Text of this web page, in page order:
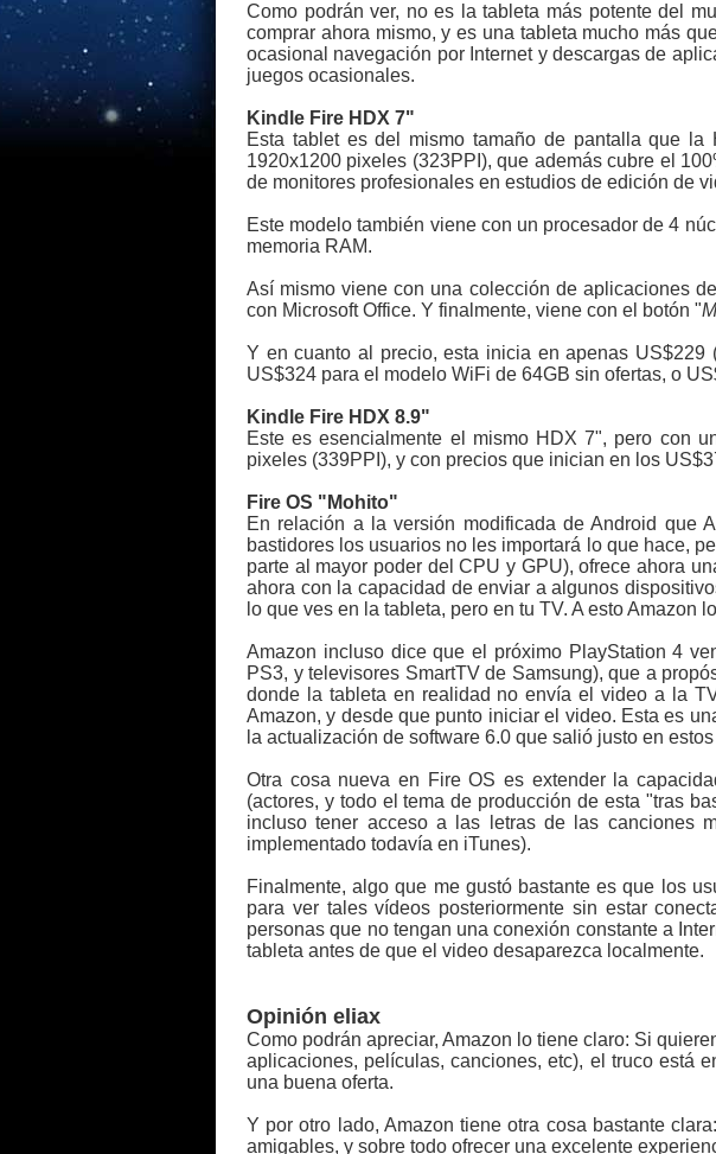
Como podrán ver, no es la tableta más potente del
comprar ahora mismo, y es una tableta mucho más
ocasional navegación por Internet y descargas de
juegos ocasionales.
Kindle Fire HDX 7"
Esta tablet es del mismo tamaño de pantalla que
1920x1200 pixeles (323PPI), que además cubre el
de monitores profesionales en estudios de edición de
Este modelo también viene con un procesador de 4
memoria RAM.
Así mismo viene con una colección de aplicaciones
con Microsoft Office. Y finalmente, viene con el botón "
Y en cuanto al precio, esta inicia en apenas
US$324 para el modelo WiFi de 64GB sin ofertas, o
Kindle Fire HDX 8.9"
Este es esencialmente el mismo HDX 7", pero con
pixeles (339PPI), y con precios que inician en los
Fire OS "Mohito"
En relación a la versión modificada de Android que
bastidores los usuarios no les importará lo que hace,
parte al mayor poder del CPU y GPU), ofrece ahora
ahora con la capacidad de enviar a algunos
lo que ves en la tableta, pero en tu TV. A esto Amazon
Amazon incluso dice que el próximo PlayStation 4
PS3, y televisores SmartTV de Samsung), que a
donde la tableta en realidad no envía el video a la
Amazon, y desde que punto iniciar el video. Esta es
la actualización de software 6.0 que salió justo en
Otra cosa nueva en Fire OS es extender la
(actores, y todo el tema de producción de esta "tras
incluso tener acceso a las letras de las canciones
implementado todavía en iTunes).
Finalmente, algo que me gustó bastante es que los
para ver tales vídeos posteriormente sin estar
personas que no tengan una conexión constante a
tableta antes de que el video desaparezca localmente.
Opinión eliax
Como podrán apreciar, Amazon lo tiene claro: Si
aplicaciones, películas, canciones, etc), el truco está
una buena oferta.
Y por otro lado, Amazon tiene otra cosa bastante
amigables, y sobre todo ofrecer una excelente